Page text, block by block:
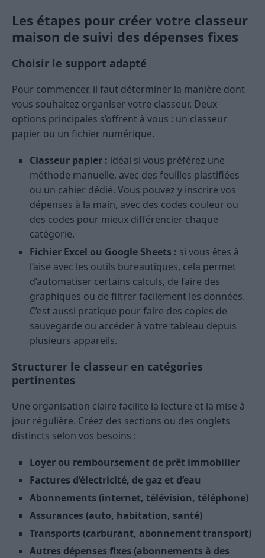
Les étapes pour créer votre classeur
maison de suivi des dépenses fixes
Choisir le support adapté
Pour commencer, il faut déterminer la manière dont
vous souhaitez organiser votre classeur. Deux
options principales s’offrent à vous : un classeur
papier ou un fichier numérique.
Classeur papier : idéal si vous préférez une
méthode manuelle, avec des feuilles plastifiées
ou un cahier dédié. Vous pouvez y inscrire vos
dépenses à la main, avec des codes couleur ou
des codes pour mieux différencier chaque
catégorie.
Fichier Excel ou Google Sheets : si vous êtes à
l’aise avec les outils bureautiques, cela permet
d’automatiser certains calculs, de faire des
graphiques ou de filtrer facilement les données.
C’est aussi pratique pour faire des copies de
sauvegarde ou accéder à votre tableau depuis
plusieurs appareils.
Structurer le classeur en catégories
pertinentes
Une organisation claire facilite la lecture et la mise à
jour régulière. Créez des sections ou des onglets
distincts selon vos besoins :
Loyer ou remboursement de prêt immobilier
Factures d’électricité, de gaz et d’eau
Abonnements (internet, télévision, téléphone)
Assurances (auto, habitation, santé)
Transports (carburant, abonnement transport)
Autres dépenses fixes (abonnements à des